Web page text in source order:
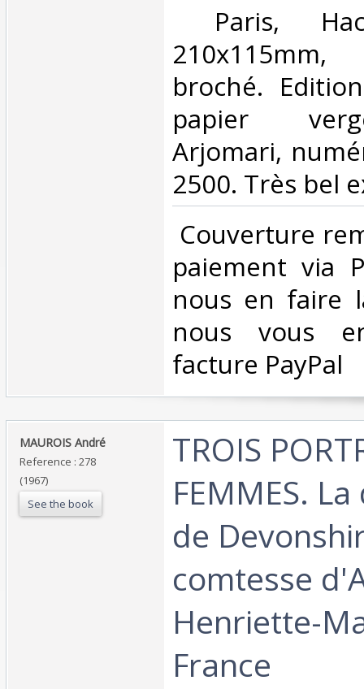
Paris,
broché.
papier
Arjomari,
2500. Très bel
Couverture
paiement via
nous en faire
nous vous
facture PayPal‎
‎MAUROIS André‎
Reference : 278
(1967)
See the book
‎TROIS
FEMMES.
de
comtesse
Henriette-
France‎